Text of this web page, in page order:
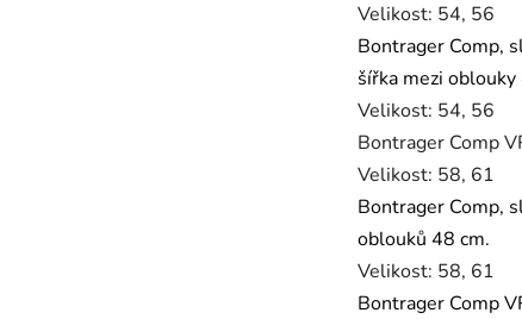
Velikost: 54, 56
Bontrager Comp,
šířka mezi oblouky
Velikost: 54, 56
Bontrager Comp
Velikost: 58, 61
Bontrager Comp,
oblouků 48 cm.
Velikost: 58, 61
Bontrager Comp